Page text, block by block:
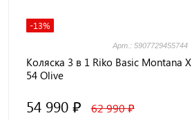
-13%
Арт.: 5907729455744
Коляска 3 в 1 Riko Basic Montana X
54 Olive
54 990 ₽ 62 990 ₽